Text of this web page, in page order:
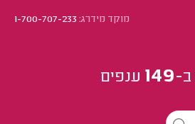
מוקד מידרג:1-700-707-233
ב-149 ענפים